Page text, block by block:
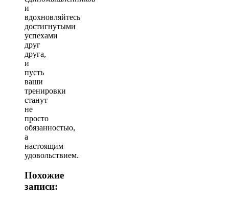
и
вдохновляйтесь
достигнутыми
успехами
друг
друга,
и
пусть
ваши
тренировки
станут
не
просто
обязанностью,
а
настоящим
удовольствием.
Похожие
записи: